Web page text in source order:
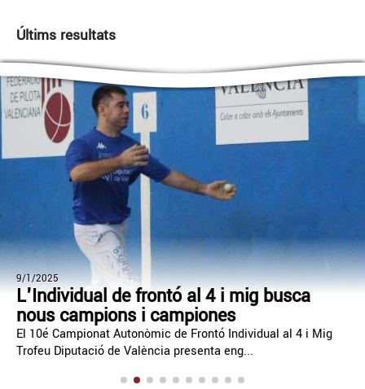
Últims resultats
9/1/2025
L'Individual de frontó al 4 i mig busca
nous campions i campiones
El 10é Campionat Autonòmic de Frontó Individual al 4 i Mig
Trofeu Diputació de València presenta eng...